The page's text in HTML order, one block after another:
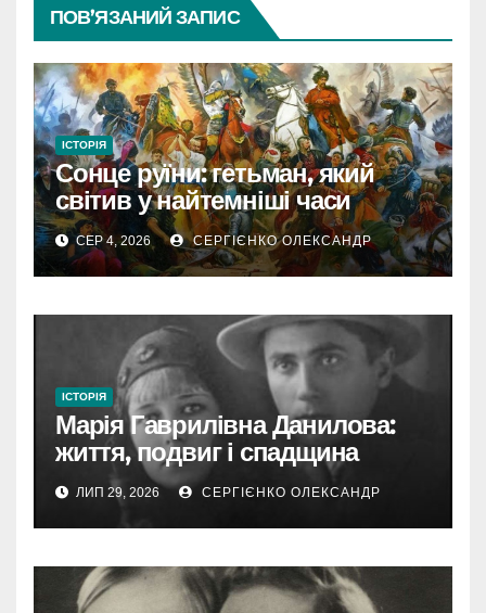
ПОВ’ЯЗАНИЙ ЗАПИС
ІСТОРІЯ
Сонце руїни: гетьман, який
світив у найтемніші часи
України
СЕР 4, 2026 СЕРГІЄНКО ОЛЕКСАНДР
ІСТОРІЯ
Марія Гаврилівна Данилова:
життя, подвиг і спадщина
новомучениці
ЛИП 29, 2026 СЕРГІЄНКО ОЛЕКСАНДР